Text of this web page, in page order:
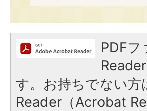
PDF
す。お持ちでない
Reader（Acrobat